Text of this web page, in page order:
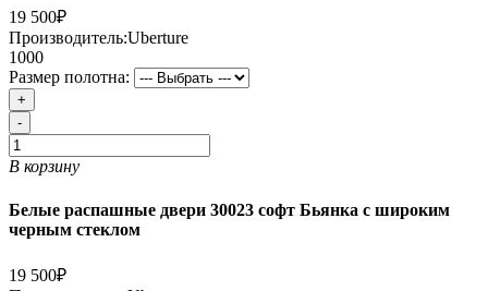
19 500₽
Производитель:Uberture
1000
Размер полотна:
+
-
В корзину
Белые распашные двери 30023 софт Бьянка с широким
черным стеклом
19 500₽